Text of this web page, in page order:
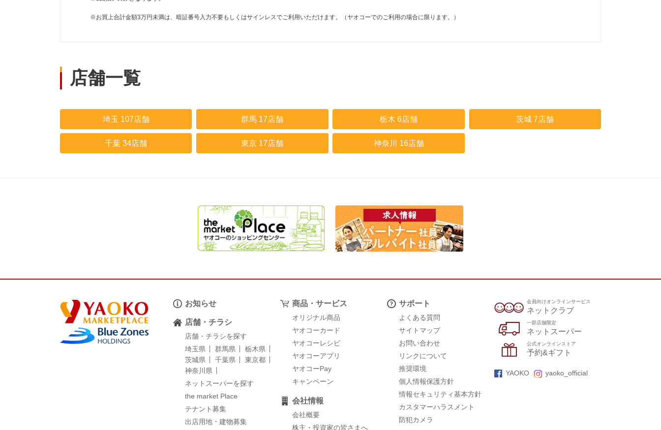
※お買上合計金額3万円未満は、暗証番号入力不要もしくはサインレスでご利用いただけます。（ヤオコーでのご利用の場合に限ります。）
店舗一覧
埼玉 107店舗 群馬 17店舗 栃木 6店舗 茨城 7店舗
千葉 34店舗 東京 17店舗 神奈川 16店舗
お知らせ
店舗・チラシ
店舗・チラシを探す
埼玉県
群馬県
栃木県
茨城県
千葉県
東京都
神奈川県
ネットスーパーを探す
the market Place
テナント募集
出店用地・建物募集
商品・サービス
オリジナル商品
ヤオコーカード
ヤオコーレシピ
ヤオコーアプリ
ヤオコーPay
キャンペーン
会社情報
会社概要
株主・投資家の皆さまへ
サポート
よくある質問
サイトマップ
お問い合わせ
リンクについて
推奨環境
個人情報保護方針
情報セキュリティ基本方針
カスタマーハラスメント
防犯カメラ
会員向けオンラインサービス
ネットクラブ
一部店舗限定
ネットスーパー
公式オンラインストア
予約&ギフト
YAOKO yaoko_official